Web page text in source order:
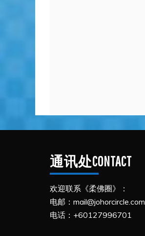
通讯处CONTACT
欢迎联系《柔佛圈》：
电邮：mail@johorcircle.com
电话：+60127996701